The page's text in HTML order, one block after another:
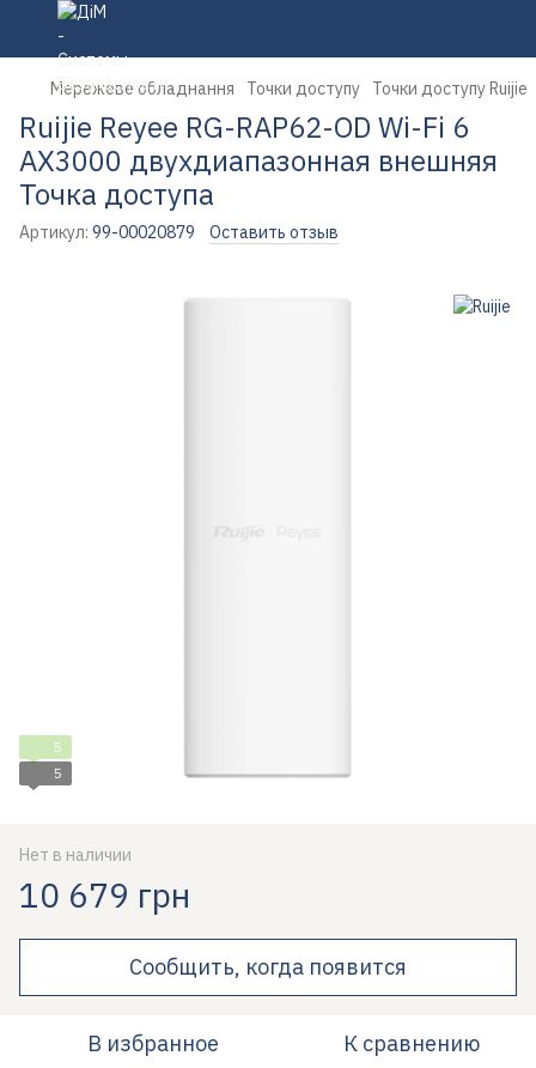
Мережеве обладнання Точки доступу Точки доступу Ruijie
Ruijie Reyee RG-RAP62-OD Wi-Fi 6
AX3000 двухдиапазонная внешняя
Точка доступа
Артикул: 99-00020879 Оставить отзыв
5
5
Нет в наличии
10 679 грн
Сообщить, когда появится
В избранное К сравнению